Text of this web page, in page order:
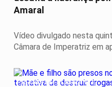
Amaral
Vídeo divulgado nesta
Câmara de Imperatriz em
PRESOS EM FLAGRANTE